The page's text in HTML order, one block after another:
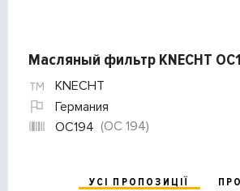
Масляный фильтр KNECHT
KNECHT
Германия
OC194 (OC 194)
УСІ ПРОПОЗИЦІЇ